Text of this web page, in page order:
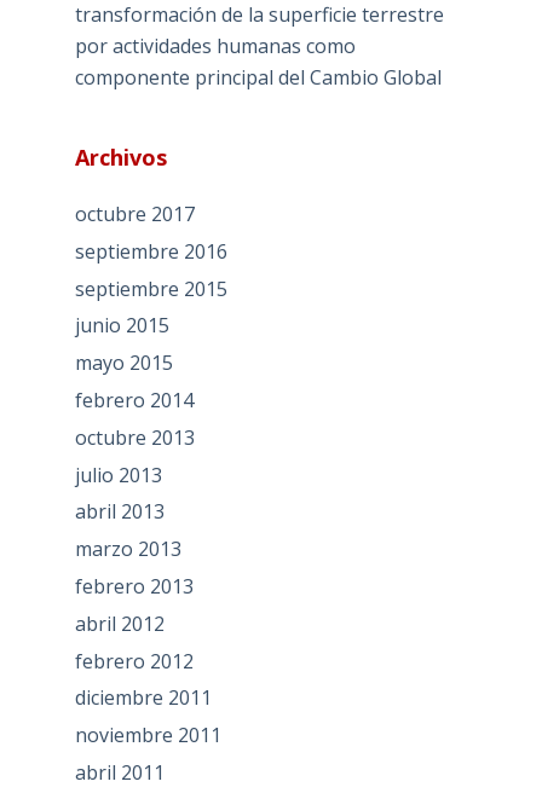
transformación de la superficie terrestre
por actividades humanas como
componente principal del Cambio Global
Archivos
octubre 2017
septiembre 2016
septiembre 2015
junio 2015
mayo 2015
febrero 2014
octubre 2013
julio 2013
abril 2013
marzo 2013
febrero 2013
abril 2012
febrero 2012
diciembre 2011
noviembre 2011
abril 2011